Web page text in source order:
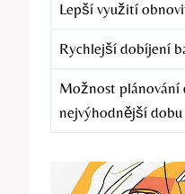
Lepší využití
Rychlejší dobíjení
Možnost plánování
nejvýhodnější dobu